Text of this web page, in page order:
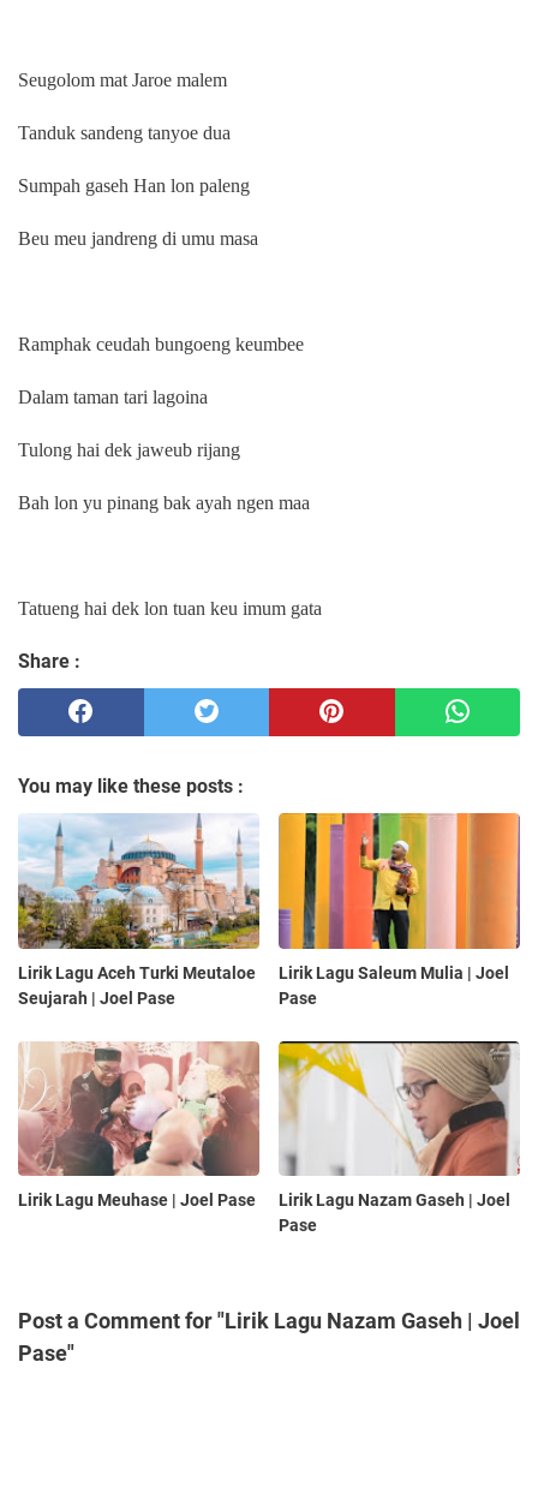
Seugolom mat Jaroe malem
Tanduk sandeng tanyoe dua
Sumpah gaseh Han lon paleng
Beu meu jandreng di umu masa
Ramphak ceudah bungoeng keumbee
Dalam taman tari lagoina
Tulong hai dek jaweub rijang
Bah lon yu pinang bak ayah ngen maa
Tatueng hai dek lon tuan keu imum gata
Share :
You may like these posts :
Lirik Lagu Aceh Turki Meutaloe
Seujarah | Joel Pase
Lirik Lagu Saleum Mulia | Joel
Pase
Lirik Lagu Meuhase | Joel Pase
Lirik Lagu Nazam Gaseh | Joel
Pase
Post a Comment for "Lirik Lagu Nazam Gaseh | Joel
Pase"